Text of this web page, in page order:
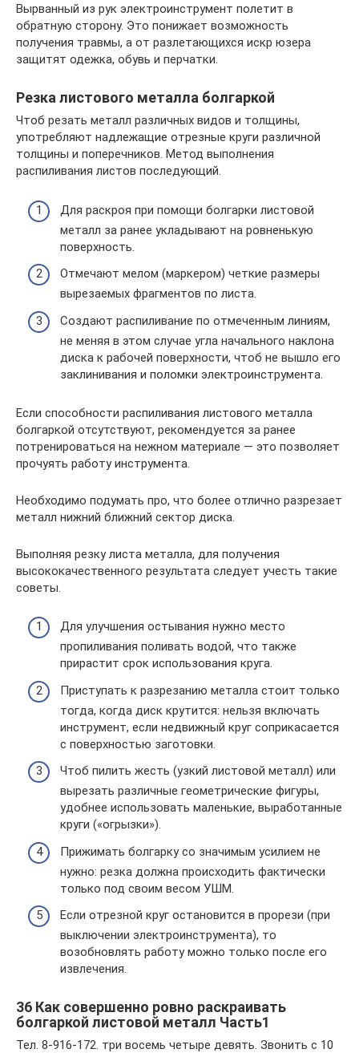
Вырванный из рук электроинструмент полетит в
обратную сторону. Это понижает возможность
получения травмы, а от разлетающихся искр юзера
защитят одежка, обувь и перчатки.
Резка листового металла болгаркой
Чтоб резать металл различных видов и толщины,
употребляют надлежащие отрезные круги различной
толщины и поперечников. Метод выполнения
распиливания листов последующий.
Для раскроя при помощи болгарки листовой
металл за ранее укладывают на ровненькую
поверхность.
Отмечают мелом (маркером) четкие размеры
вырезаемых фрагментов по листа.
Создают распиливание по отмеченным линиям,
не меняя в этом случае угла начального наклона
диска к рабочей поверхности, чтоб не вышло его
заклинивания и поломки электроинструмента.
Если способности распиливания листового металла
болгаркой отсутствуют, рекомендуется за ранее
потренироваться на нежном материале — это позволяет
прочуять работу инструмента.
Необходимо подумать про, что более отлично разрезает
металл нижний ближний сектор диска.
Выполняя резку листа металла, для получения
высококачественного результата следует учесть такие
советы.
Для улучшения остывания нужно место
пропиливания поливать водой, что также
прирастит срок использования круга.
Приступать к разрезанию металла стоит только
тогда, когда диск крутится: нельзя включать
инструмент, если недвижный круг соприкасается
с поверхностью заготовки.
Чтоб пилить жесть (узкий листовой металл) или
вырезать различные геометрические фигуры,
удобнее использовать маленькие, выработанные
круги («огрызки»).
Прижимать болгарку со значимым усилием не
нужно: резка должна происходить фактически
только под своим весом УШМ.
Если отрезной круг остановится в прорези (при
выключении электроинструмента), то
возобновлять работу можно только после его
извлечения.
36 Как совершенно ровно раскраивать
болгаркой листовой металл Часть1
Тел. 8-916-172. три восемь четыре девять. Звонить с 10